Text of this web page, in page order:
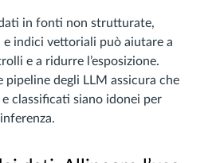
in fonti non strutturate,
e indici vettoriali può aiutare a
e a ridurre l’esposizione.
pipeline degli LLM assicura che
classificati siano idonei per